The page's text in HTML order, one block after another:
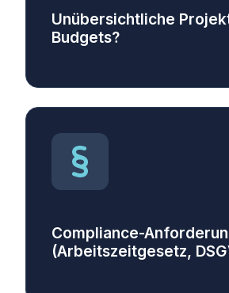
Unübersichtliche
Budgets?
Compliance-
(Arbeitszeitgesetz,